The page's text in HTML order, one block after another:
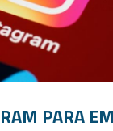
PARA